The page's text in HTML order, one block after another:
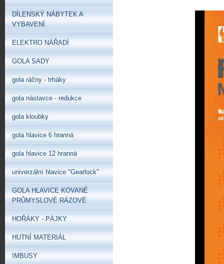
DÍLENSKÝ NÁBYTEK A
VYBAVENÍ
ELEKTRO NÁŘADÍ
GOLA SADY
gola ráčny - trháky
gola nástavce - redukce
gola kloubky
gola hlavice 6 hranná
gola hlavice 12 hranná
univerzální hlavice "Gearlock"
GOLA HLAVICE KOVANÉ
PRŮMYSLOVÉ RÁZOVÉ
HOŘÁKY - PÁJKY
HUTNÍ MATERIÁL
IMBUSY